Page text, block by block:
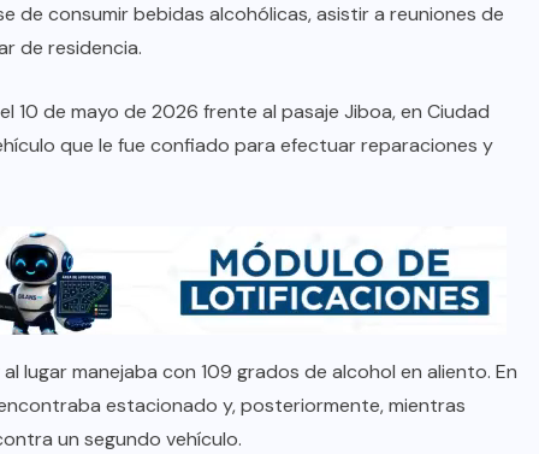
de consumir bebidas alcohólicas, asistir a reuniones de
de residencia.
10 de mayo de 2026 frente al pasaje Jiboa, en Ciudad
que le fue confiado para efectuar reparaciones y
lugar manejaba con 109 grados de alcohol en aliento. En
estacionado y, posteriormente, mientras
un segundo vehículo.